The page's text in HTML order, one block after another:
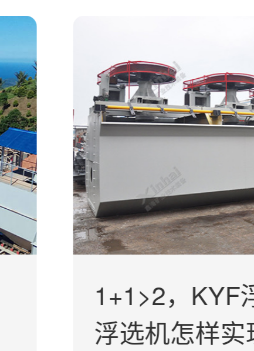
1+1>2，KYF
浮选机怎样